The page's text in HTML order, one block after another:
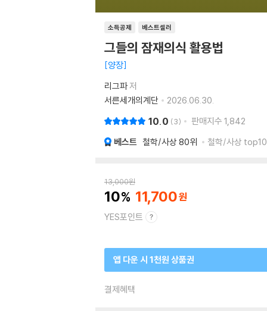
소득공제 베스트셀러
그들의 잠재의식 활용법
양장
리그파저
서른세개의계단
2026.06.30.
10.0 3 판매지수 1,842
베스트 철학/사상 80위 철학/사상
13,000원
10 11,700
YES포인트
앱 다운 시 1천원 상품권
결제혜택